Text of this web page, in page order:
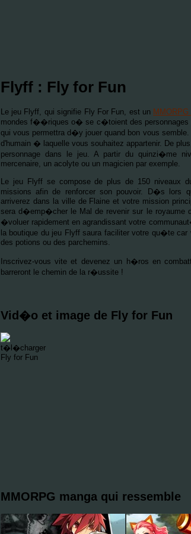
Flyff : Fly for Fun
Le jeu Flyff, qui signifie Fly For Fun, est un
mondes f��riques o� se c�toient des personnages
qui vous permettra d�y jouer quand bon vous
d'humain � laquelle vous souhaitez appartenir. De
personnage dans le jeu. A partir du quinzi�me
mercenaire, un acolyte ou un magicien par exemple.
Le jeu Flyff se compose de plus de 150 niveaux
missions afin de renforcer son pouvoir. D�s lors
arriverez dans la ville de Flaine et votre mission
sera d�emp�cher le Mal de revenir sur le
�voluer rapidement en agrandissant votre
la boutique du jeu Flyff saura faciliter votre qu�te
des potions ou des parchemins.
Inscrivez-vous vite et devenez un h�ros en
barreront le chemin de la r�ussite !
Vid�o et image de Fly for Fun
MMORPG manga qui ressemble